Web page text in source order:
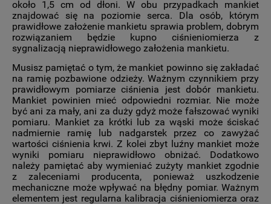
około 1,5 cm od dłoni. W obu przypadkach mankiet
znajdować się na poziomie serca. Dla osób, którym
prawidłowe założenie mankietu sprawia problem, dobrym
rozwiązaniem będzie kupno ciśnieniomierza z
sygnalizacją nieprawidłowego założenia mankietu.
Musisz pamiętać o tym, że mankiet powinno się zakładać
na ramię pozbawione odzieży. Ważnym czynnikiem przy
prawidłowym pomiarze ciśnienia jest dobór mankietu.
Mankiet powinien mieć odpowiedni rozmiar. Nie może
być ani za mały, ani za duży gdyż może fałszować wyniki
pomiaru. Mankiet za krótki lub za wąski może ściskać
nadmiernie ramię lub nadgarstek przez co zawyżać
wartości ciśnienia krwi. Z kolei zbyt luźny mankiet może
wyniki pomiaru nieprawidłowo obniżać. Dodatkowo
należy pamiętać aby wymieniać zużyty mankiet zgodnie
z zaleceniami producenta, ponieważ uszkodzenie
mechaniczne może wpływać na błędny pomiar. Ważnym
elementem jest regularna kalibracja ciśnieniomierza oraz